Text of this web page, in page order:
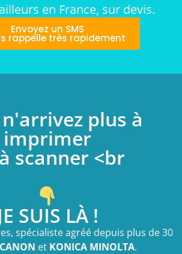
en France, sur devis.
Envoyez un SMS
rappelle très rapidement
plus à
imprimer
scanner <br
SUIS LÀ !
spécialiste agréé depuis plus de 30
CANON et KONICA MINOLTA.